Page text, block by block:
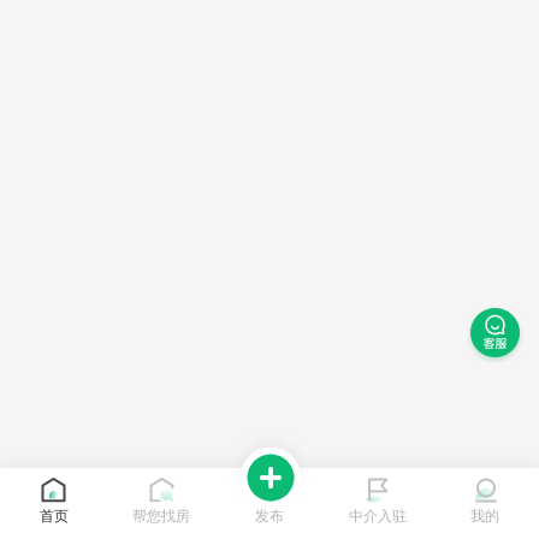
首页 帮您找房 发布 中介入驻 我的